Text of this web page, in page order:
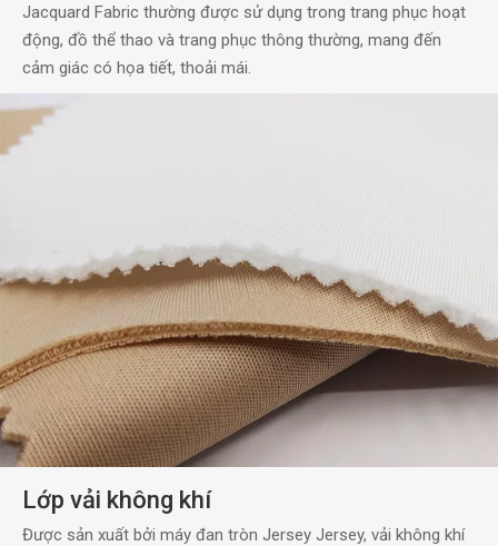
Jacquard Fabric thường được sử dụng trong trang phục hoạt
động, đồ thể thao và trang phục thông thường, mang đến
cảm giác có họa tiết, thoải mái.
Lớp vải không khí
Được sản xuất bởi máy đan tròn Jersey Jersey, vải không khí